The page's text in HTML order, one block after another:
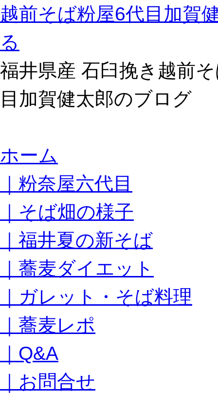
越前そば粉屋6代目加賀
る
福井県産 石臼挽き越前
目加賀健太郎のブログ
ン
ツ
プ
ホーム
｜粉奈屋六代目
｜そば畑の様子
｜福井夏の新そば
｜蕎麦ダイエット
｜ガレット・そば料理
｜蕎麦レポ
｜Q&A
｜お問合せ